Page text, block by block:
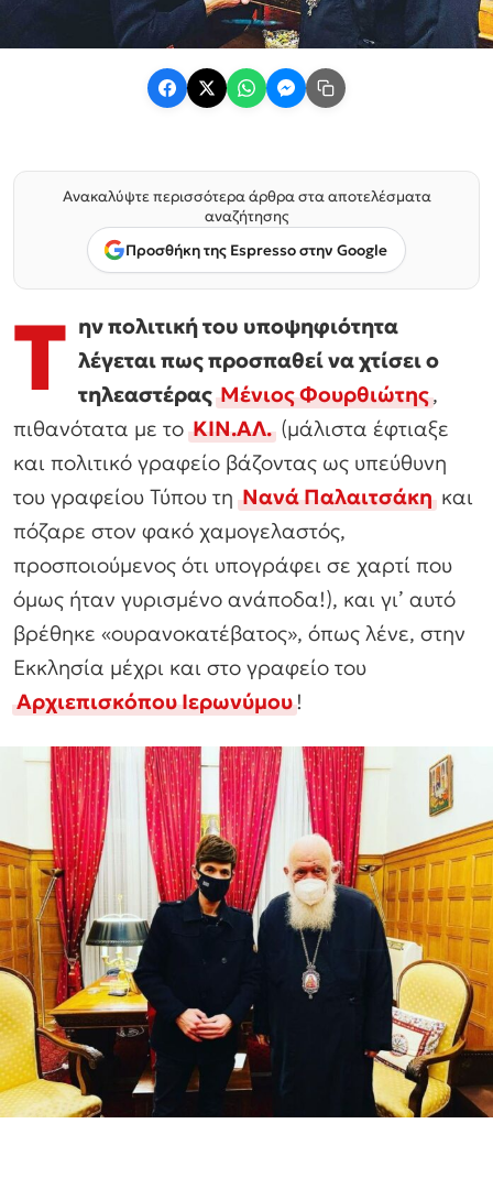
Ανακαλύψτε περισσότερα άρθρα στα αποτελέσματα
αναζήτησης
Προσθήκη της Espresso στην Google
Τ ην πολιτική του υποψηφιότητα
λέγεται πως προσπαθεί να χτίσει ο
τηλεαστέραςΜένιος Φουρθιώτης,
πιθανότατα με τοΚΙΝ.ΑΛ.(μάλιστα έφτιαξε
και πολιτικό γραφείο βάζοντας ως υπεύθυνη
του γραφείου Τύπου τηΝανά Παλαιτσάκηκαι
πόζαρε στον φακό χαμογελαστός,
προσποιούμενος ότι υπογράφει σε χαρτί που
όμως ήταν γυρισμένο ανάποδα!), και γι’ αυτό
βρέθηκε «ουρανοκατέβατος», όπως λένε, στην
Εκκλησία μέχρι και στο γραφείο του
Αρχιεπισκόπου Ιερωνύμου!